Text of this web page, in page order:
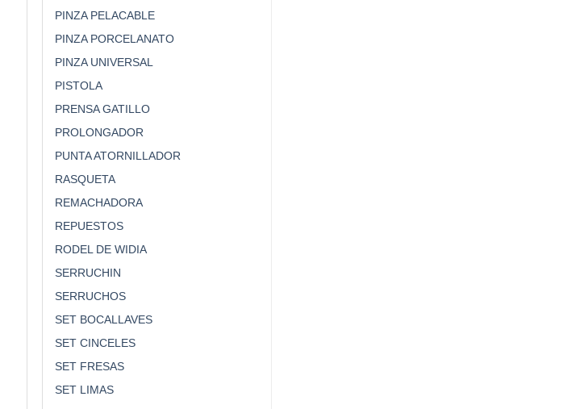
PINZA PELACABLE
PINZA PORCELANATO
PINZA UNIVERSAL
PISTOLA
PRENSA GATILLO
PROLONGADOR
PUNTA ATORNILLADOR
RASQUETA
REMACHADORA
REPUESTOS
RODEL DE WIDIA
SERRUCHIN
SERRUCHOS
SET BOCALLAVES
SET CINCELES
SET FRESAS
SET LIMAS